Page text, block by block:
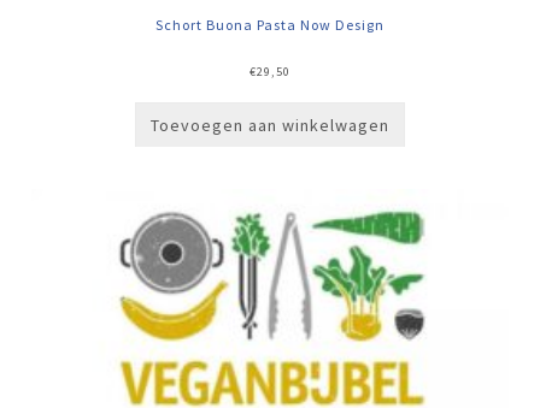
Schort Buona Pasta Now Design
€29,50
Toevoegen aan winkelwagen